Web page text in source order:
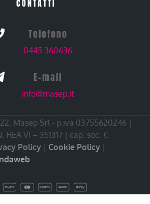
CONTATTI
Telefono
0445 360636
E-mail
info@masep.it
Masep Srl - p.iva 03755620246 |
REA VI – 351317 | cap. soc. €
Policy | Cookie Policy |